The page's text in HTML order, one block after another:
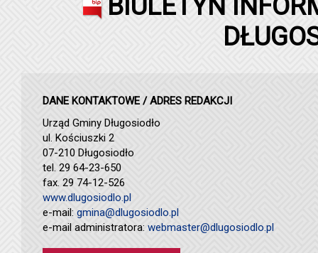
DANE KONTAKTOWE / ADRES REDAKCJI
Urząd Gminy Długosiodło
ul. Kościuszki 2
07-210 Długosiodło
tel. 29 64-23-650
fax. 29 74-12-526
www.dlugosiodlo.pl
e-mail: gmina@dlugosiodlo.pl
e-mail administratora: webmaster@dlugosiodlo.pl